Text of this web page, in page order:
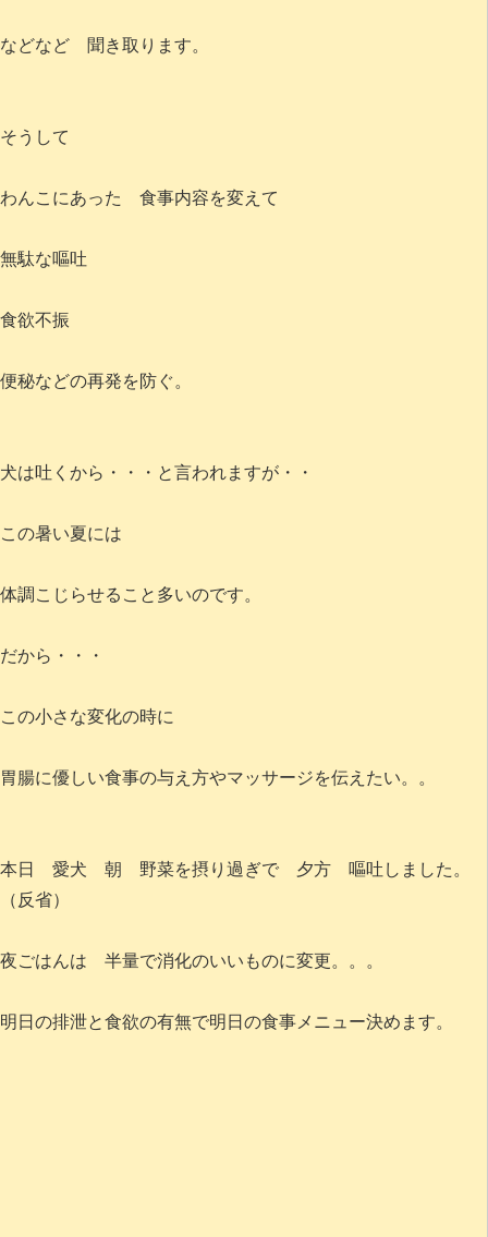
などなど 聞き取ります。
そうして
わんこにあった 食事内容を変えて
無駄な嘔吐
食欲不振
便秘などの再発を防ぐ。
犬は吐くから・・・と言われますが・・
この暑い夏には
体調こじらせること多いのです。
だから・・・
この小さな変化の時に
胃腸に優しい食事の与え方やマッサージを伝えたい。。
本日 愛犬 朝 野菜を摂り過ぎで 夕方 嘔吐しました。
（反省）
夜ごはんは 半量で消化のいいものに変更。。。
明日の排泄と食欲の有無で明日の食事メニュー決めます。